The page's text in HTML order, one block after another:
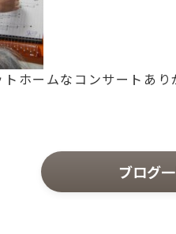
ホームなコンサートあり
ブログ